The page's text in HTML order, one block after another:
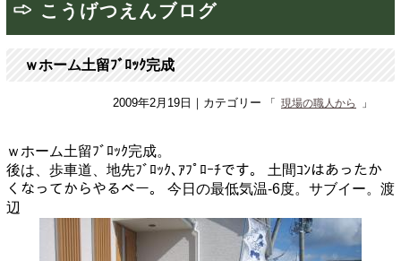
こうげつえんブログ
ｗホーム土留ﾌﾞﾛｯｸ完成
2009年2月19日 ｜カテゴリー 現場の職人から
ｗホーム土留ﾌﾞﾛｯｸ完成。
後は、歩車道、地先ﾌﾞﾛｯｸ､ｱﾌﾟﾛｰﾁです。
土間ｺﾝはあったか
くなってからやるべー。
今日の最低気温-6度。サブイー。渡
辺